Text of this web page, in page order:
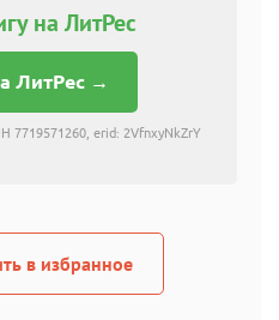
на ЛитРес
ЛитРес →
erid: 2VfnxyNkZrY
в избранное